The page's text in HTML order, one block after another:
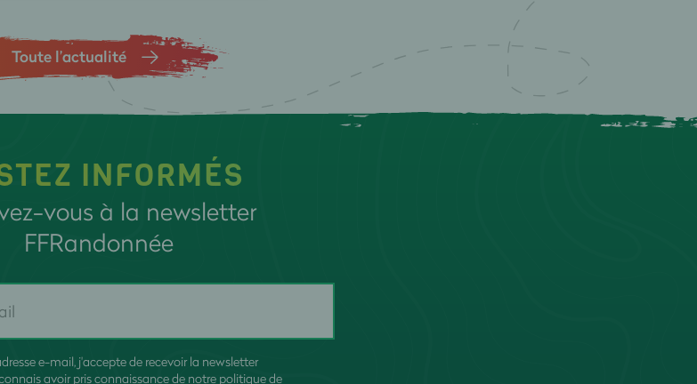
Toute l’actualité
INFORMÉS
vous à la newsletter
FFRandonnée
e-mail, j'accepte de recevoir la newsletter
avoir pris connaissance de notre politique de